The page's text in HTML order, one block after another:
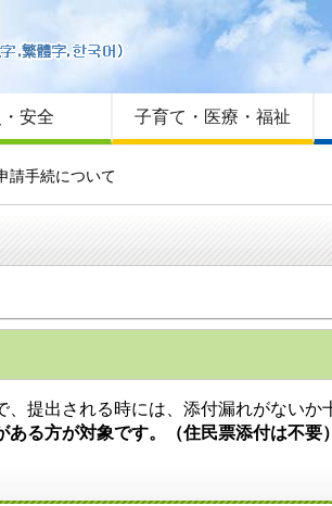
はじめての方へ
Foreign language
サイトマップ
安全 子育て・医療・福祉
請手続について
提出される時には、添付漏れがないか
る方が対象です。（住民票添付は不要）